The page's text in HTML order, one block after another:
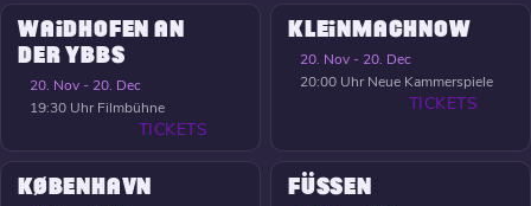
WAIDHOFEN AN
DER YBBS
20. Nov - 20. Dec
19:30 Uhr Filmbühne
TICKETS
KLEINMACHNOW
20. Nov - 20. Dec
20:00 Uhr Neue Kammerspiele
TICKETS
KØBENHAVN FÜSSEN